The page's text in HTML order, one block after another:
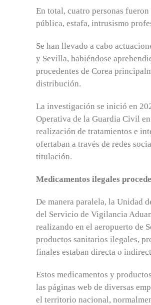
En total, cuatro personas
pública, estafa, intrusismo
Se han llevado a cabo
y Sevilla, habiéndose
procedentes de Corea
distribución.
La investigación se inició en
Operativa de la Guardia Civil
realización de tratamientos e
ofertaban a través de redes
titulación.
Medicamentos ilegales
De manera paralela, la Unidad
del Servicio de Vigilancia
realizando en el aeropuerto de
productos sanitarios ilegales,
finales estaban directa o
Estos medicamentos y
las páginas web de diversas
el territorio nacional,